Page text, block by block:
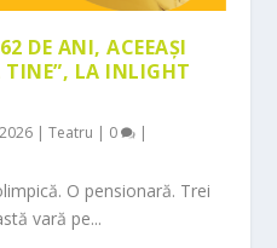
DE ANI, ACEEAȘI
TINE”, LA INLIGHT
|Teatru | 0 |
O pensionară. Trei
vară pe...